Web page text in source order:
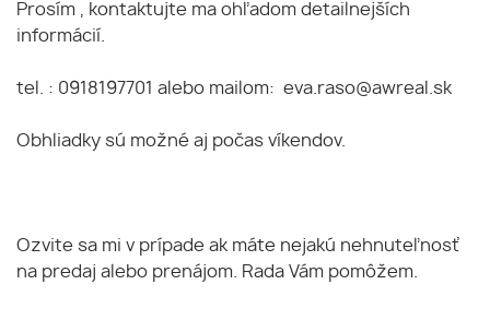
Prosím , kontaktujte ma ohľadom detailnejších
informácií.
tel. : 0918197701 alebo mailom: eva.raso@awreal.sk
Obhliadky sú možné aj počas víkendov.
Ozvite sa mi v prípade ak máte nejakú nehnuteľnosť
na predaj alebo prenájom. Rada Vám pomôžem.